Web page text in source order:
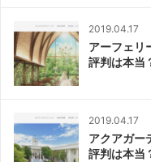
2019.04.17
アーフェリ
評判は本当
2019.04.17
アクアガー
評判は本当